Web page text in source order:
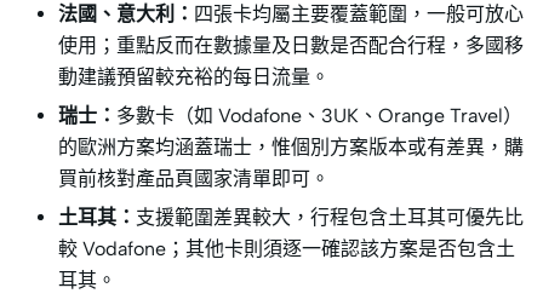
法國、意大利： 四張卡均屬主要覆蓋範圍，一般可放心
使用；重點反而在數據量及日數是否配合行程，多國移
動建議預留較充裕的每日流量。
瑞士： 多數卡（如 Vodafone、3UK、Orange Travel）
的歐洲方案均涵蓋瑞士，惟個別方案版本或有差異，購
買前核對產品頁國家清單即可。
土耳其： 支援範圍差異較大，行程包含土耳其可優先比
較 Vodafone；其他卡則須逐一確認該方案是否包含土
耳其。